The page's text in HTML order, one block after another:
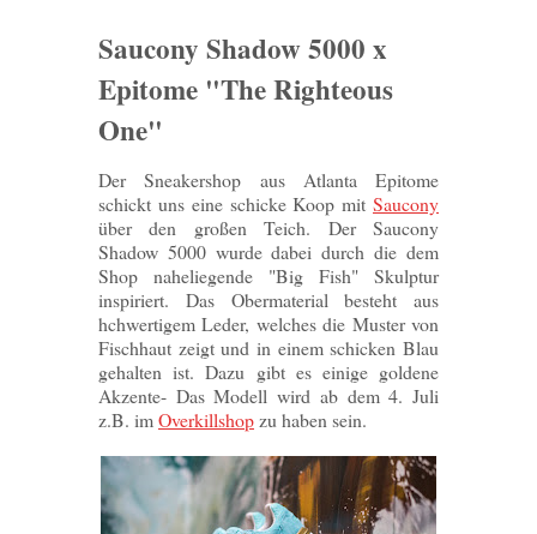
Saucony Shadow 5000 x
Epitome "The Righteous
Der Sneakershop aus Atlanta Epitome
schickt uns eine schicke Koop mit Saucony
über den großen Teich. Der Saucony
Shadow 5000 wurde dabei durch die dem
Shop naheliegende "Big Fish" Skulptur
inspiriert. Das Obermaterial besteht aus
hchwertigem Leder, welches die Muster von
Fischhaut zeigt und in einem schicken Blau
gehalten ist. Dazu gibt es einige goldene
Akzente- Das Modell wird ab dem 4. Juli
z.B. imOverkillshop zu haben sein.